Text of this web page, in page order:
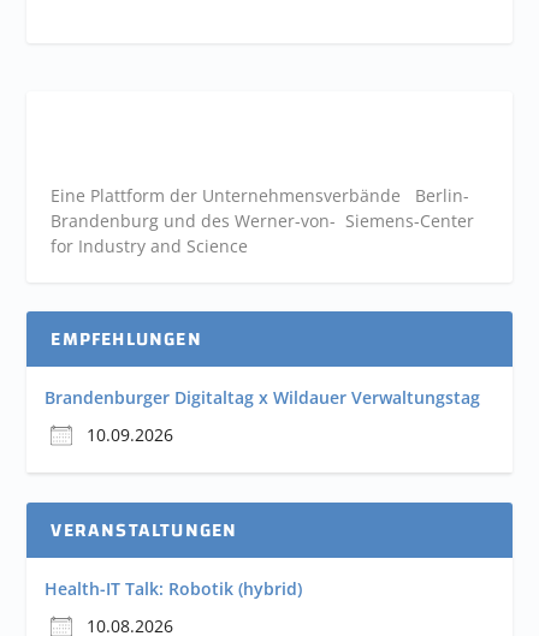
Eine Plattform der Unternehmensverbände Berlin-
Brandenburg und des Werner-von- Siemens-Center
for Industry and Science
EMPFEHLUNGEN
Brandenburger Digitaltag x Wildauer Verwaltungstag
10.09.2026
VERANSTALTUNGEN
Health-IT Talk: Robotik (hybrid)
10.08.2026